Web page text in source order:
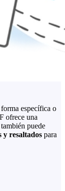
específica o
ofrece una
puede
y resaltados para